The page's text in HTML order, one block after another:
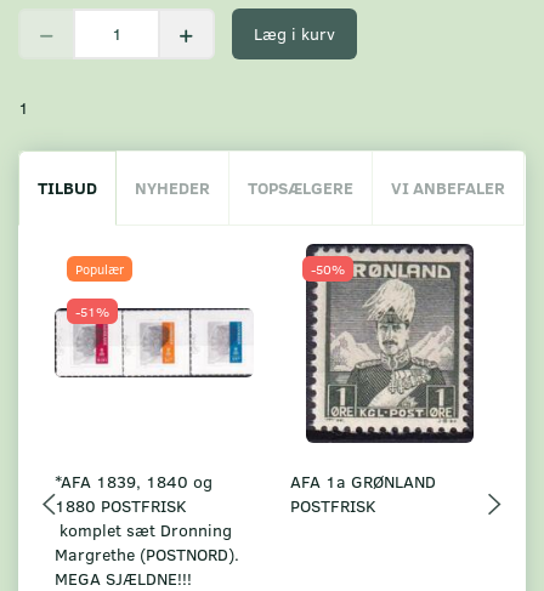
Læg i kurv
1
TILBUD NYHEDER TOPSÆLGERE VI ANBEFALER
Populær
-51%
*AFA 1839, 1840 og
1880 POSTFRISK
komplet sæt Dronning
Margrethe (POSTNORD).
MEGA SJÆLDNE!!!
-50%
AFA 1a GRØNLAND
POSTFRISK